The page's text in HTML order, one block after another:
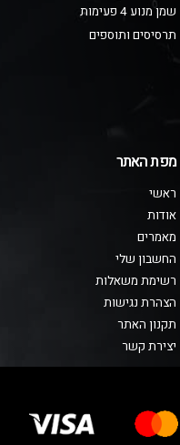
שמן מנוע 4 פעימות
תרסיסים ותוספים
מפת האתר
ראשי
אודות
מאמרים
החשבון שלי
רשימת משאלות
הצהרת נגישות
תקנון האתר
יצירת קשר